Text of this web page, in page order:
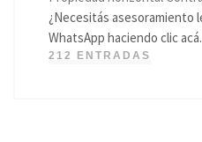
¿Necesitás asesoramiento
WhatsApp haciendo clic acá.
212 ENTRADAS